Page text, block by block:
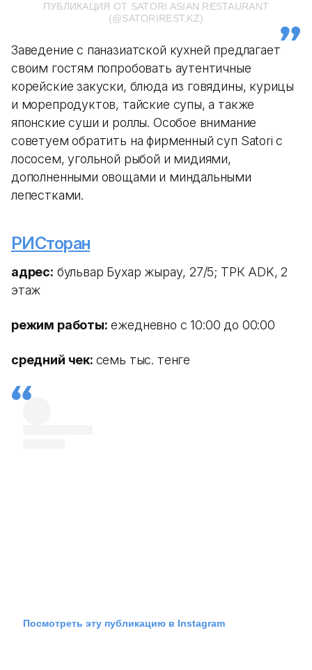
ПУБЛИКАЦИЯ ОТ SATORI ASIAN RESTAURANT
(@SATORIREST.KZ)
Заведение с паназиатской кухней предлагает
своим гостям попробовать аутентичные
корейские закуски, блюда из говядины, курицы
и морепродуктов, тайские супы, а также
японские суши и роллы. Особое внимание
советуем обратить на фирменный суп Satori с
лососем, угольной рыбой и мидиями,
дополненными овощами и миндальными
лепестками.
РИСторан
адрес: бульвар Бухар жырау, 27/5; ТРК ADK, 2
этаж
режим работы: ежедневно с 10:00 до 00:00
средний чек: семь тыс. тенге
Посмотреть эту публикацию в Instagram